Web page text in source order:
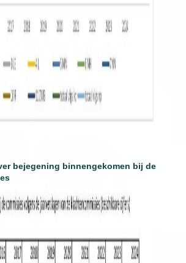
bejegening binnengekomen bij de